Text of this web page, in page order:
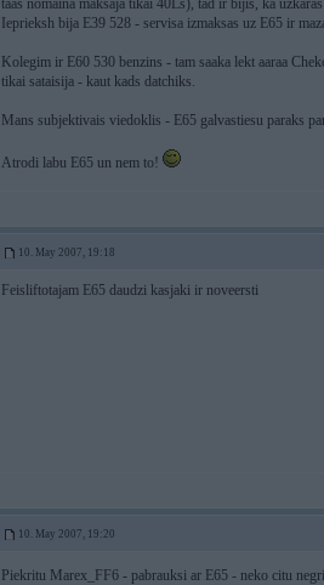
taas nomaina maksaja tikai 40Ls), tad ir bijis, ka
Ieprieksh bija E39 528 - servisa izmaksas uz E65 ir
Kolegim ir E60 530 benzins - tam saaka lekt aaraa
tikai sataisija - kaut kads datchiks.
Mans subjektivais viedoklis - E65 galvastiesu paraks
Atrodi labu E65 un nem to!
10. May 2007, 19:18
Feisliftotajam E65 daudzi kasjaki ir noveersti
10. May 2007, 19:20
Piekritu Marex_FF6 - pabrauksi ar E65 - neko citu